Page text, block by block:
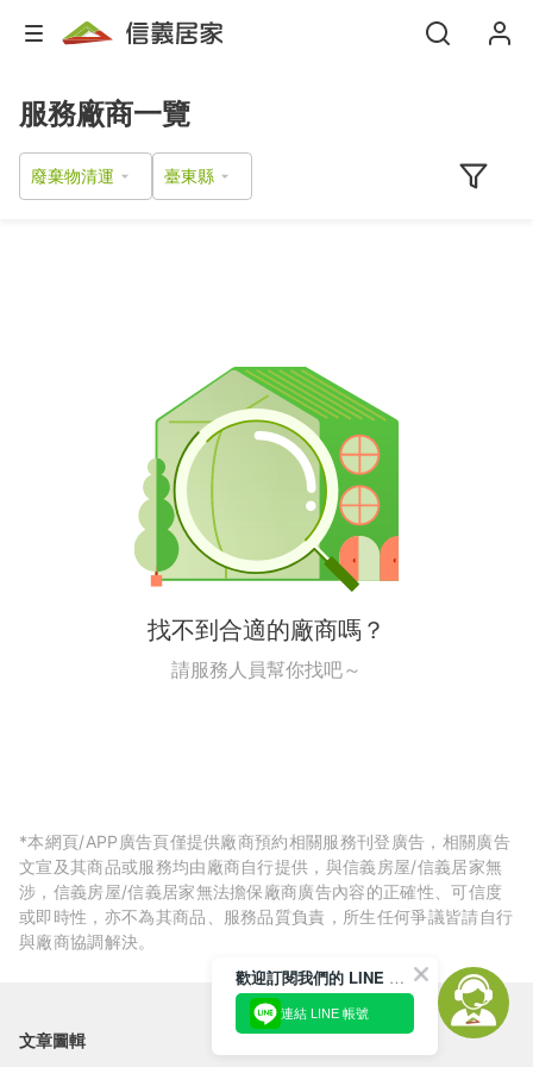
服務廠商一覽
廢棄物清運
找不到合適的廠商嗎？
請服務人員幫你找吧～
*本網頁/APP廣告頁僅提供廠商預約相關服務刊登廣告，相關廣告
文宣及其商品或服務均由廠商自行提供，與信義房屋/信義居家無
涉，信義房屋/信義居家無法擔保廠商廣告內容的正確性、可信度
或即時性，亦不為其商品、服務品質負責，所生任何爭議皆請自行
與廠商協調解決。
文章圖輯
歡迎訂閱我們的 LINE 官方帳號
連結 LINE 帳號